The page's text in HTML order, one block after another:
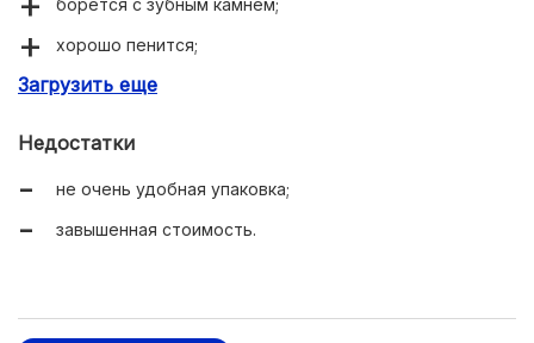
хорошо пенится;
устранение неприятного запаха;
Загрузить еще
Недостатки
не очень удобная упаковка;
завышенная стоимость.